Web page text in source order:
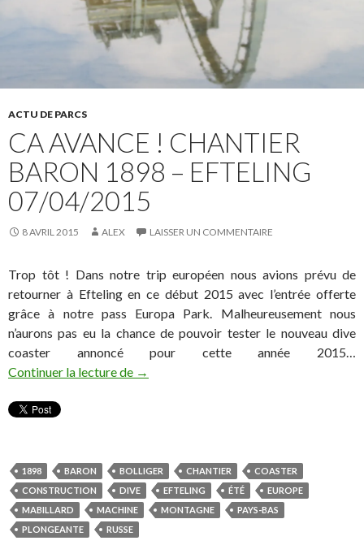
ACTU DE PARCS
CA AVANCE ! CHANTIER
BARON 1898 – EFTELING
07/04/2015
8 AVRIL 2015 ALEX LAISSER UN COMMENTAIRE
Trop tôt ! Dans notre trip européen nous avions prévu de
retourner à Efteling en ce début 2015 avec l’entrée offerte
grâce à notre pass Europa Park. Malheureusement nous
n’aurons pas eu la chance de pouvoir tester le nouveau dive
coaster annoncé pour cette année 2015…
Continuer la lecture de
Ca avance ! Chantier Baron 1898 –
→
1898 BARON BOLLIGER CHANTIER
COASTER
CONSTRUCTION
DIVE EFTELING ÉTÉ
EUROPE
MABILLARD
MACHINE MONTAGNE
PAYS-BAS
PLONGEANTE
RUSSE